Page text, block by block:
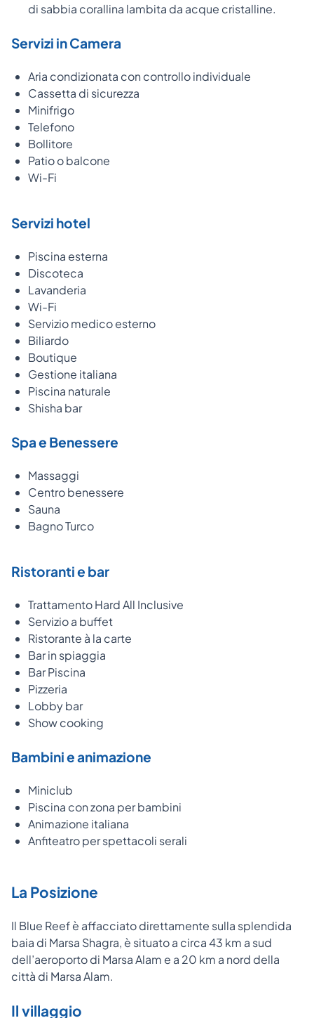
di sabbia corallina lambita da acque cristalline.
Servizi in Camera
Aria condizionata con controllo individuale
Cassetta di sicurezza
Minifrigo
Telefono
Bollitore
Patio o balcone
Wi-Fi
Servizi hotel
Piscina esterna
Discoteca
Lavanderia
Wi-Fi
Servizio medico esterno
Biliardo
Boutique
Gestione italiana
Piscina naturale
Shisha bar
Spa e Benessere
Massaggi
Centro benessere
Sauna
Bagno Turco
Ristoranti e bar
Trattamento Hard All Inclusive
Servizio a buffet
Ristorante à la carte
Bar in spiaggia
Bar Piscina
Pizzeria
Lobby bar
Show cooking
Bambini e animazione
Miniclub
Piscina con zona per bambini
Animazione italiana
Anfiteatro per spettacoli serali
La Posizione
Il Blue Reef è affacciato direttamente sulla splendida
baia di Marsa Shagra, è situato a circa 43 km a sud
dell’aeroporto di Marsa Alam e a 20 km a nord della
città di Marsa Alam.
Il villaggio